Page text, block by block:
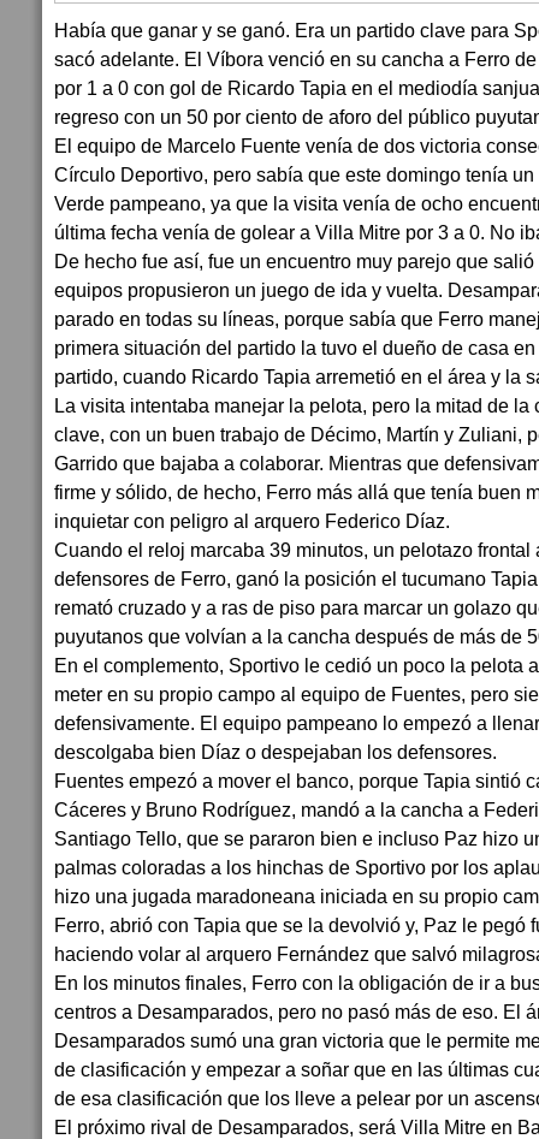
Había que ganar y se ganó. Era un partido clave para
sacó adelante. El Víbora venció en su cancha a Ferro
por 1 a 0 con gol de Ricardo Tapia en el mediodía
regreso con un 50 por ciento de aforo del público
El equipo de Marcelo Fuente venía de dos victoria
Círculo Deportivo, pero sabía que este domingo tenía
Verde pampeano, ya que la visita venía de ocho
última fecha venía de golear a Villa Mitre por 3 a 0. No
De hecho fue así, fue un encuentro muy parejo que
equipos propusieron un juego de ida y vuelta.
parado en todas su líneas, porque sabía que Ferro
primera situación del partido la tuvo el dueño de casa
partido, cuando Ricardo Tapia arremetió en el área y la
La visita intentaba manejar la pelota, pero la mitad de la
clave, con un buen trabajo de Décimo, Martín y Zuliani,
Garrido que bajaba a colaborar. Mientras que
firme y sólido, de hecho, Ferro más allá que tenía buen
inquietar con peligro al arquero Federico Díaz.
Cuando el reloj marcaba 39 minutos, un pelotazo frontal
defensores de Ferro, ganó la posición el tucumano
remató cruzado y a ras de piso para marcar un golazo
puyutanos que volvían a la cancha después de más de
En el complemento, Sportivo le cedió un poco la pelota
meter en su propio campo al equipo de Fuentes, pero
defensivamente. El equipo pampeano lo empezó a
descolgaba bien Díaz o despejaban los defensores.
Fuentes empezó a mover el banco, porque Tapia sintió
Cáceres y Bruno Rodríguez, mandó a la cancha a
Santiago Tello, que se pararon bien e incluso Paz hizo
palmas coloradas a los hinchas de Sportivo por los
hizo una jugada maradoneana iniciada en su propio
Ferro, abrió con Tapia que se la devolvió y, Paz le pegó
haciendo volar al arquero Fernández que salvó
En los minutos finales, Ferro con la obligación de ir a
centros a Desamparados, pero no pasó más de eso. El
Desamparados sumó una gran victoria que le permite
de clasificación y empezar a soñar que en las últimas
de esa clasificación que los lleve a pelear por un
El próximo rival de Desamparados, será Villa Mitre en